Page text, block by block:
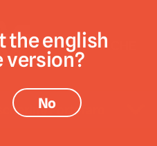
MARCHE
Portafaro
the english
version?
No